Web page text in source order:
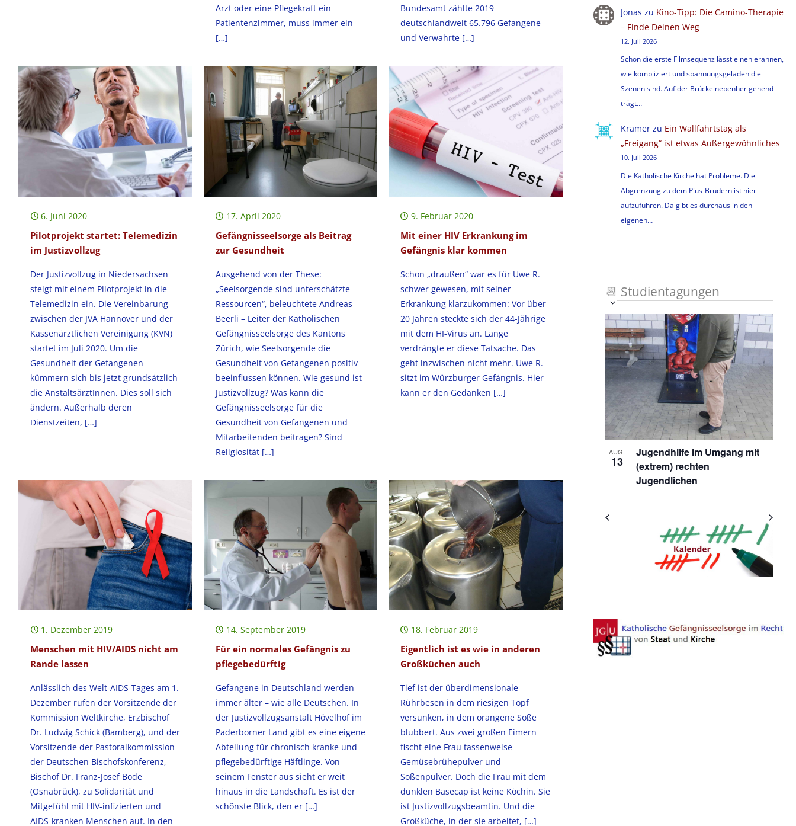
Arzt oder eine Pflegekraft ein
Patientenzimmer, muss immer ein
[…]
Bundesamt zählte 2019
deutschlandweit 65.796 Gefangene
und Verwahrte[…]
6. Juni 2020
Pilotprojekt startet: Telemedizin
im Justizvollzug
Der Justizvollzug in Niedersachsen
steigt mit einem Pilotprojekt in die
Telemedizin ein. Die Vereinbarung
zwischen der JVA Hannover und der
Kassenärztlichen Vereinigung (KVN)
startet im Juli 2020. Um die
Gesundheit der Gefangenen
kümmern sich bis jetzt grundsätzlich
die AnstaltsärztInnen. Dies soll sich
ändern. Außerhalb deren
Dienstzeiten, […]
17. April 2020
Gefängnisseelsorge als Beitrag
zur Gesundheit
Ausgehend von der These:
„Seelsorgende sind unterschätzte
Ressourcen“, beleuchtete Andreas
Beerli – Leiter der Katholischen
Gefängnisseelsorge des Kantons
Zürich, wie Seelsorgende die
Gesundheit von Gefangenen positiv
beeinflussen können. Wie gesund ist
Justizvollzug? Was kann die
Gefängnisseelsorge für die
Gesundheit von Gefangenen und
Mitarbeitenden beitragen? Sind
Religiosität[…]
9. Februar 2020
Mit einer HIV Erkrankung im
Gefängnis klar kommen
Schon „draußen“ war es für Uwe R.
schwer gewesen, mit seiner
Erkrankung klarzukommen: Vor über
20 Jahren steckte sich der 44-Jährige
mit dem HI-Virus an. Lange
verdrängte er diese Tatsache. Das
geht inzwischen nicht mehr. Uwe R.
sitzt im Würzburger Gefängnis. Hier
kann er den Gedanken […]
1. Dezember 2019
Menschen mit HIV/AIDS nicht am
Rande lassen
Anlässlich des Welt-AIDS-Tages am 1.
Dezember rufen der Vorsitzende der
Kommission Weltkirche, Erzbischof
Dr. Ludwig Schick (Bamberg), und der
Vorsitzende der Pastoralkommission
der Deutschen Bischofskonferenz,
Bischof Dr. Franz-Josef Bode
(Osnabrück), zu Solidarität und
Mitgefühl mit HIV-infizierten und
AIDS-kranken Menschen auf. In den
14. September 2019
Für ein normales Gefängnis zu
pflegebedürftig
Gefangene in Deutschland werden
immer älter – wie alle Deutschen. In
der Justizvollzugsanstalt Hövelhof im
Paderborner Land gibt es eine eigene
Abteilung für chronisch kranke und
pflegebedürftige Häftlinge. Von
seinem Fenster aus sieht er weit
hinaus in die Landschaft. Es ist der
schönste Blick, den er[…]
18. Februar 2019
Eigentlich ist es wie in anderen
Großküchen auch
Tief ist der überdimensionale
Rührbesen in dem riesigen Topf
versunken, in dem orangene Soße
blubbert. Aus zwei großen Eimern
fischt eine Frau tassenweise
Gemüsebrühepulver und
Soßenpulver. Doch die Frau mit dem
dunklen Basecap ist keine Köchin. Sie
ist Justizvollzugsbeamtin. Und die
Großküche, in der sie arbeitet, […]
Jonas zu Kino-Tipp: Die Camino-Therapie
– Finde Deinen Weg
12. Juli 2026
Schon die erste Filmsequenz lässt einen erahnen,
wie kompliziert und spannungsgeladen die
Szenen sind. Auf der Brücke nebenher gehend
trägt…
Kramerzu Ein Wallfahrtstag als
„Freigang“ ist etwas Außergewöhnliches
10. Juli 2026
Die Katholische Kirche hat Probleme. Die
Abgrenzung zu dem Pius-Brüdern ist hier
aufzuführen. Da gibt es durchaus in den
eigenen…
📆 Studientagungen
Ansichten-
Navigation
Veranstaltung
Ansichten-
Navigation
auswählen.
List
of
Veranstaltungen
in
Photo
View
AUG.
13
Jugendhilfe im Umgang mit
(extrem) rechten
Jugendlichen